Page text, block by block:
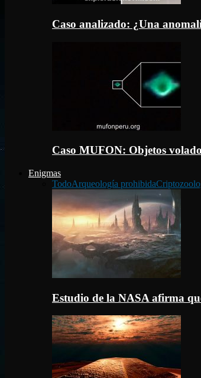
Caso analizado: ¿Una
Caso MUFON: Objetos
Enigmas
TodoArqueología prohibida
Estudio de la NASA afirma